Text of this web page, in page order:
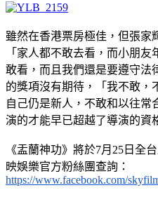
雖然在香港票房極佳，但張家
「家人都不敢去看，而小朋
敢看，而且我們還是要遵守法
的獎項沒有期待，「我不敢，
自己仍是新人，不敢和以往常
演的才能早已超越了導演的資
《盂蘭神功》將於7月25日全
映娛樂官方粉絲團查詢：
https://www.facebook.com/